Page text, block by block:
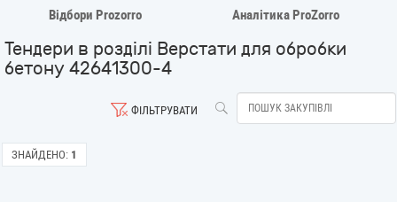
Відбори Prozorro Аналітика ProZorro
Тендери в розділі Верстати для обробки
бетону 42641300-4
ФІЛЬТРУВАТИ
ЗНАЙДЕНО: 1